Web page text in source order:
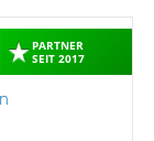
PARTNER
SEIT 2017